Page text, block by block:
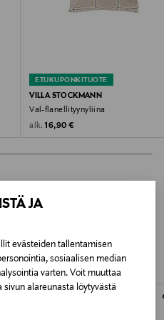
JA
evästeiden tallentamisen
sosiaalisen median
varten. Voit muuttaa
alareunasta löytyvästä
ETUKUPONKITUOTE
VILLA STOCKMANN
Val-flanellityynyliina
alk. Original Price
16,90 €